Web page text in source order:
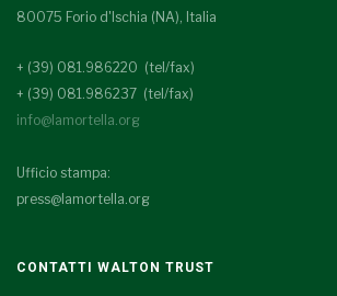
80075 Forio d'Ischia (NA), Italia
+ (39) 081.986220 (tel/fax)
+ (39) 081.986237 (tel/fax)
info@lamortella.org
Ufficio stampa:
press@lamortella.org
CONTATTI WALTON TRUST